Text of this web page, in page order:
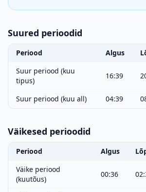
Suured perioodid
Periood Algus
Suur periood (kuu
tipus)
16:39
Suur periood (kuu all) 04:39
Väikesed perioodid
Periood Algus
Väike periood
(kuutõus)
00:36